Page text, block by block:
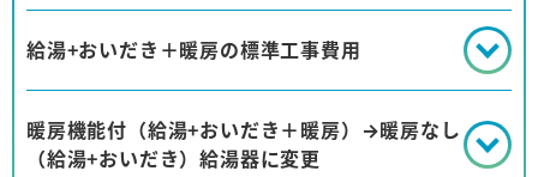
給湯+おいだき＋暖房の標準工事費用
暖房機能付（給湯+おいだき＋暖房）→暖房なし
（給湯+おいだき）給湯器に変更